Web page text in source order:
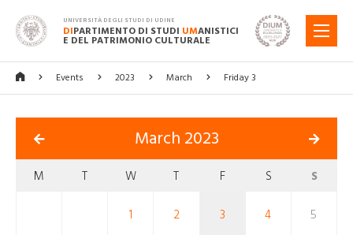
UNIVERSITÀ DEGLI STUDI DI UDINE
DIPARTIMENTO DI STUDI UMANISTICI
E DEL PATRIMONIO CULTURALE
MENU
Events 2023 March Friday 3
March 2023
M T W T F S S
1 2 3 4 5